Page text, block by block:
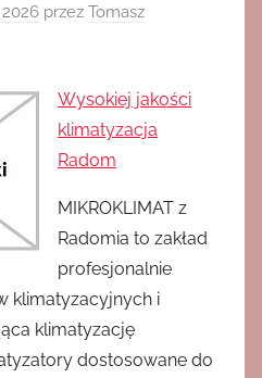
przez Tomasz
Wysokiej jakości
klimatyzacja
Radom
MIKROKLIMAT z
Radomia to zakład
profesjonalnie
klimatyzacyjnych i
klimatyzację
dostosowane do